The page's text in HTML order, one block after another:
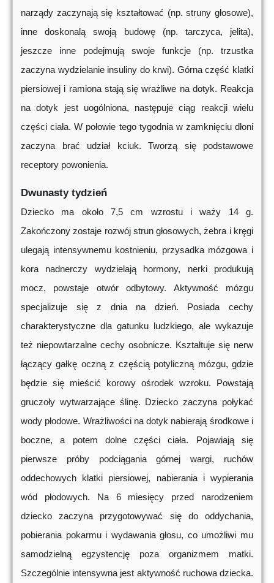
narządy zaczynają się kształtować (np. struny głosowe),
inne doskonalą swoją budowę (np. tarczyca, jelita),
jeszcze inne podejmują swoje funkcje (np. trzustka
zaczyna wydzielanie insuliny do krwi). Górna część klatki
piersiowej i ramiona stają się wrażliwe na dotyk. Reakcja
na dotyk jest uogólniona, następuje ciąg reakcji wielu
części ciała. W połowie tego tygodnia w zamknięciu dłoni
zaczyna brać udział kciuk. Tworzą się podstawowe
receptory powonienia.
Dwunasty tydzień
Dziecko ma około 7,5 cm wzrostu i waży 14 g.
Zakończony zostaje rozwój strun głosowych, żebra i kręgi
ulegają intensywnemu kostnieniu, przysadka mózgowa i
kora nadnerczy wydzielają hormony, nerki produkują
mocz, powstaje otwór odbytowy. Aktywność mózgu
specjalizuje się z dnia na dzień. Posiada cechy
charakterystyczne dla gatunku ludzkiego, ale wykazuje
też niepowtarzalne cechy osobnicze. Kształtuje się nerw
łączący gałkę oczną z częścią potyliczną mózgu, gdzie
będzie się mieścić korowy ośrodek wzroku. Powstają
gruczoły wytwarzające ślinę. Dziecko zaczyna połykać
wody płodowe. Wrażliwości na dotyk nabierają środkowe i
boczne, a potem dolne części ciała. Pojawiają się
pierwsze próby podciągania górnej wargi, ruchów
oddechowych klatki piersiowej, nabierania i wypierania
wód płodowych. Na 6 miesięcy przed narodzeniem
dziecko zaczyna przygotowywać się do oddychania,
pobierania pokarmu i wydawania głosu, co umożliwi mu
samodzielną egzystencję poza organizmem matki.
Szczególnie intensywna jest aktywność ruchowa dziecka.